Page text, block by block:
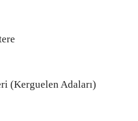
(Kerguelen Adaları)